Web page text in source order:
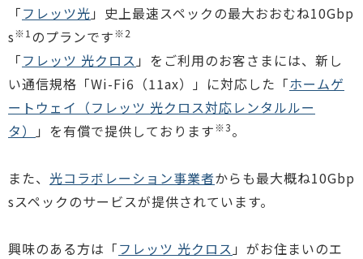
「フレッツ光 」史上最速スペックの最大おおむね10Gbp
s※1 のプランです※2
「フレッツ 光クロス 」をご利用のお客さまには、新し
い通信規格「Wi-Fi6（11ax）」に対応した「ホームゲ
ートウェイ（フレッツ 光クロス対応レンタルルー
タ）
」を有償で提供しております※3。
また、 光コラボレーション事業者からも最大概ね10Gbp
sスペックのサービスが提供されています。
興味のある方は「フレッツ 光クロス 」がお住まいのエ